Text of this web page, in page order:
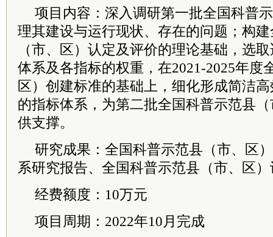
项目内容：深入调研第一批全国科普
理其建设与运行现状、存在的问题；构
（市、区）认定及评价的理论基础，选
体系及各指标的权重，在2021-2025年度
区）创建标准的基础上，细化形成简洁
的指标体系，为第二批全国科普示范县
供支撑。
研究成果：全国科普示范县（市、区
系研究报告、全国科普示范县（市、区
经费额度：10万元
项目周期：2022年10月完成